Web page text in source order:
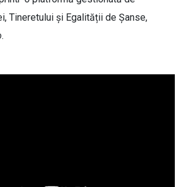
Tineretului și Egalității de Șanse,
.